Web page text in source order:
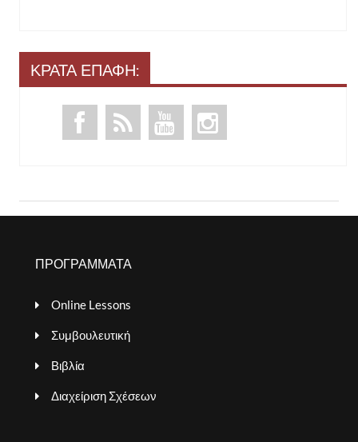
ΚΡΑΤΑ ΕΠΑΦΗ:
ΠΡΟΓΡΑΜΜΑΤΑ
Online Lessons
Συμβουλευτική
Βιβλία
Διαχείριση Σχέσεων